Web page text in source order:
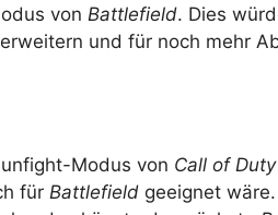
von Battlefield. Dies
und für noch mehr
Modus von Call of Duty
für Battlefield geeignet